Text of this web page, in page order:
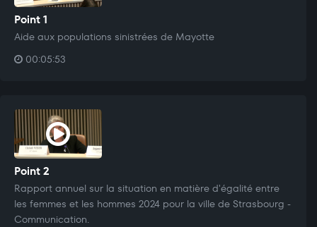
Point 1
Aide aux populations sinistrées de Mayotte
00:05:53
Point 2
Rapport annuel sur la situation en matière d'égalité entre
les femmes et les hommes 2024 pour la ville de Strasbourg -
Communication.